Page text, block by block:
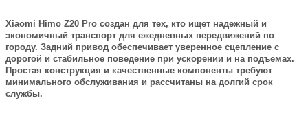
Xiaomi Himo Z20 Pro создан для тех, кто ищет надежный и
экономичный транспорт для ежедневных передвижений по
городу. Задний привод обеспечивает уверенное сцепление с
дорогой и стабильное поведение при ускорении и на подъемах.
Простая конструкция и качественные компоненты требуют
минимального обслуживания и рассчитаны на долгий срок
службы.